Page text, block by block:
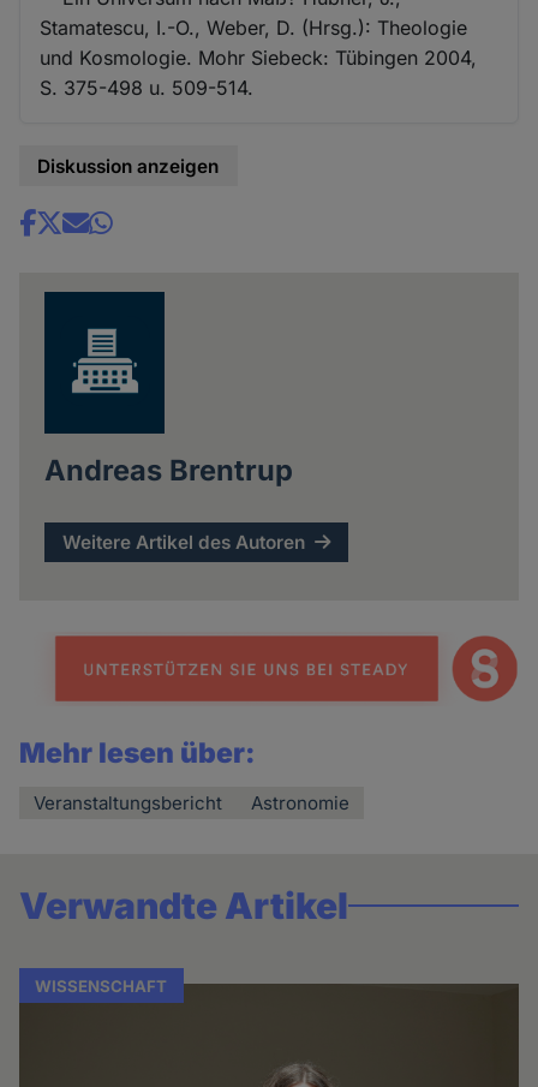
Stamatescu, I.-O., Weber, D. (Hrsg.): Theologie
und Kosmologie. Mohr Siebeck: Tübingen 2004,
S. 375-498 u. 509-514.
Diskussion anzeigen
Share
Andreas Brentrup
Weitere Artikel des Autoren
Mehr lesen über:
Veranstaltungsbericht Astronomie
Verwandte Artikel
WISSENSCHAFT